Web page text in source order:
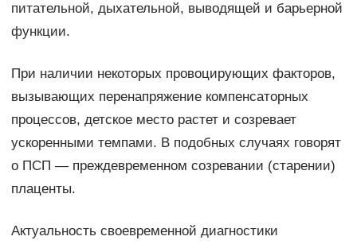
питательной, дыхательной, выводящей и барьерной
функции.
При наличии некоторых провоцирующих факторов,
вызывающих перенапряжение компенсаторных
процессов, детское место растет и созревает
ускоренными темпами. В подобных случаях говорят
о ПСП — преждевременном созревании (старении)
плаценты.
Актуальность своевременной диагностики